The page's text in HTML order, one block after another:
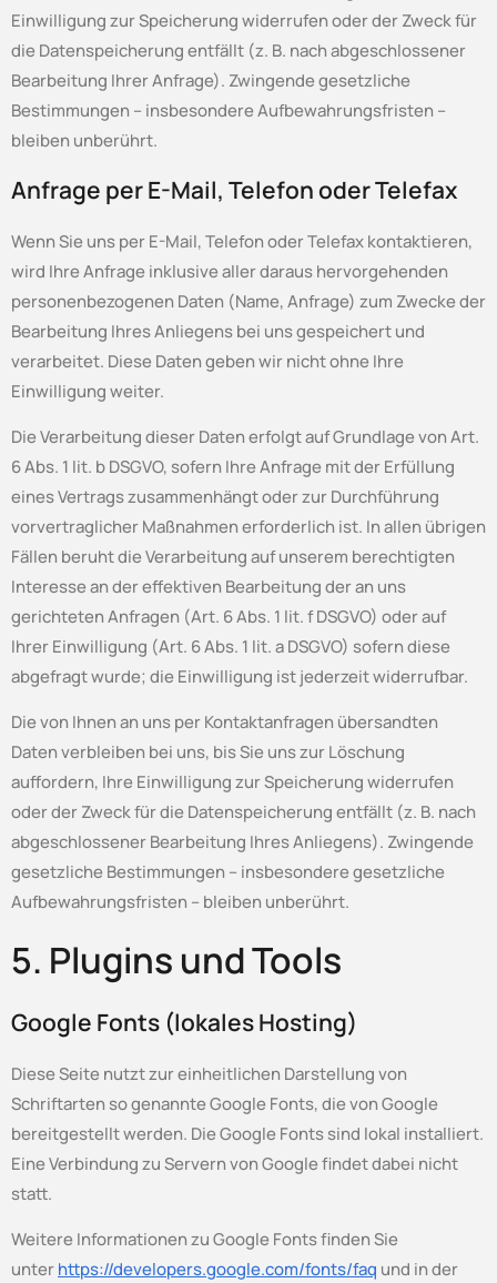
Einwilligung zur Speicherung widerrufen oder der Zweck für
die Datenspeicherung entfällt (z. B. nach abgeschlossener
Bearbeitung Ihrer Anfrage). Zwingende gesetzliche
Bestimmungen – insbesondere Aufbewahrungsfristen –
bleiben unberührt.
Anfrage per E-Mail, Telefon oder Telefax
Wenn Sie uns per E-Mail, Telefon oder Telefax kontaktieren,
wird Ihre Anfrage inklusive aller daraus hervorgehenden
personenbezogenen Daten (Name, Anfrage) zum Zwecke der
Bearbeitung Ihres Anliegens bei uns gespeichert und
verarbeitet. Diese Daten geben wir nicht ohne Ihre
Einwilligung weiter.
Die Verarbeitung dieser Daten erfolgt auf Grundlage von Art.
6 Abs. 1 lit. b DSGVO, sofern Ihre Anfrage mit der Erfüllung
eines Vertrags zusammenhängt oder zur Durchführung
vorvertraglicher Maßnahmen erforderlich ist. In allen übrigen
Fällen beruht die Verarbeitung auf unserem berechtigten
Interesse an der effektiven Bearbeitung der an uns
gerichteten Anfragen (Art. 6 Abs. 1 lit. f DSGVO) oder auf
Ihrer Einwilligung (Art. 6 Abs. 1 lit. a DSGVO) sofern diese
abgefragt wurde; die Einwilligung ist jederzeit widerrufbar.
Die von Ihnen an uns per Kontaktanfragen übersandten
Daten verbleiben bei uns, bis Sie uns zur Löschung
auffordern, Ihre Einwilligung zur Speicherung widerrufen
oder der Zweck für die Datenspeicherung entfällt (z. B. nach
abgeschlossener Bearbeitung Ihres Anliegens). Zwingende
gesetzliche Bestimmungen – insbesondere gesetzliche
Aufbewahrungsfristen – bleiben unberührt.
5. Plugins und Tools
Google Fonts (lokales Hosting)
Diese Seite nutzt zur einheitlichen Darstellung von
Schriftarten so genannte Google Fonts, die von Google
bereitgestellt werden. Die Google Fonts sind lokal installiert.
Eine Verbindung zu Servern von Google findet dabei nicht
statt.
Weitere Informationen zu Google Fonts finden Sie
unterhttps://developers.google.com/fonts/faq und in der